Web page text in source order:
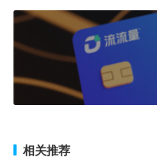
相关推荐